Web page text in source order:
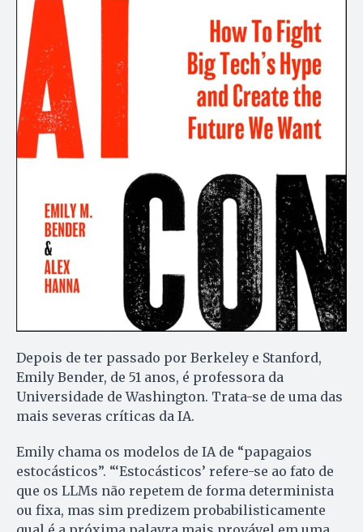
Depois de ter passado por Berkeley e Stanford,
Emily Bender, de 51 anos, é professora da
Universidade de Washington. Trata-se de uma das
mais severas críticas da IA.
Emily chama os modelos de IA de “papagaios
estocásticos”. “‘Estocásticos’ refere-se ao fato de
que os LLMs não repetem de forma determinista
ou fixa, mas sim predizem probabilisticamente